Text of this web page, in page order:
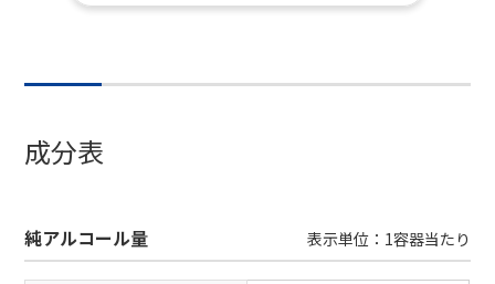
成分表
純アルコール量 表示単位：1容器当たり